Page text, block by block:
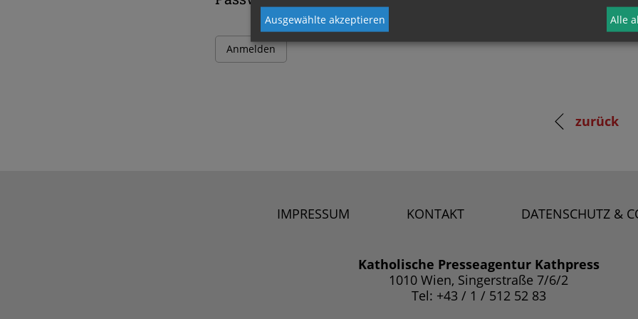
zurück
IMPRESSUM KONTAKT DATENSCHUTZ &
Katholische Presseagentur Kathpress
1010 Wien, Singerstraße 7/6/2
Tel: +43 / 1 / 512 52 83
Ausgewählte akzeptieren Alle